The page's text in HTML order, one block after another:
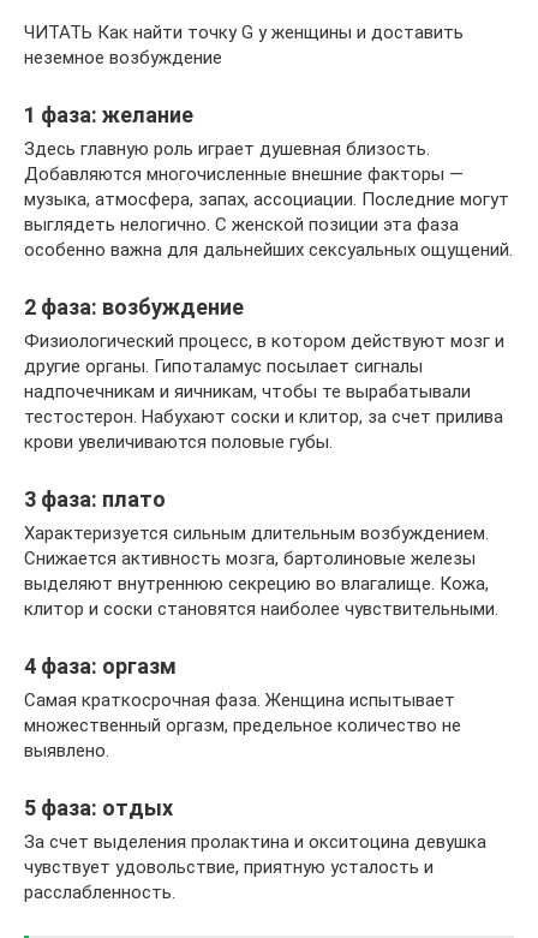
ЧИТАТЬ Как найти точку G у женщины и доставить
неземное возбуждение
1 фаза: желание
Здесь главную роль играет душевная близость.
Добавляются многочисленные внешние факторы —
музыка, атмосфера, запах, ассоциации. Последние могут
выглядеть нелогично. С женской позиции эта фаза
особенно важна для дальнейших сексуальных ощущений.
2 фаза: возбуждение
Физиологический процесс, в котором действуют мозг и
другие органы. Гипоталамус посылает сигналы
надпочечникам и яичникам, чтобы те вырабатывали
тестостерон. Набухают соски и клитор, за счет прилива
крови увеличиваются половые губы.
3 фаза: плато
Характеризуется сильным длительным возбуждением.
Снижается активность мозга, бартолиновые железы
выделяют внутреннюю секрецию во влагалище. Кожа,
клитор и соски становятся наиболее чувствительными.
4 фаза: оргазм
Самая краткосрочная фаза. Женщина испытывает
множественный оргазм, предельное количество не
выявлено.
5 фаза: отдых
За счет выделения пролактина и окситоцина девушка
чувствует удовольствие, приятную усталость и
расслабленность.